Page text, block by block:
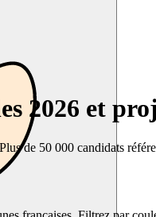
2026 et
de 50 000 candidats